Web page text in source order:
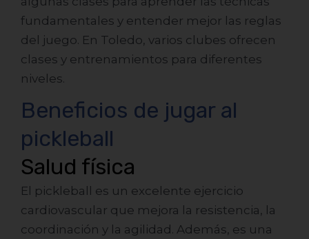
fundamentales y entender mejor las reglas
del juego. En Toledo, varios clubes ofrecen
clases y entrenamientos para diferentes
niveles.
Beneficios de jugar al
pickleball
Salud física
El pickleball es un excelente ejercicio
cardiovascular que mejora la resistencia, la
coordinación y la agilidad. Además, es una